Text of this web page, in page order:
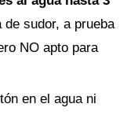
de sudor, a prueba
NO apto para
en el agua ni